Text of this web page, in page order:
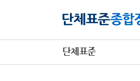
단체표준